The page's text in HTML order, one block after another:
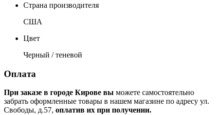
Страна производителя
США
Цвет
Черный / теневой
Оплата
При заказе в городе Кирове вы можете самостоятельно
забрать оформленные товары в нашем магазине по адресу ул.
Свободы, д.57, оплатив их при получении.